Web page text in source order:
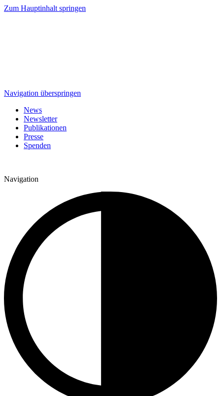
Zum Hauptinhalt springen
Navigation überspringen
News
Newsletter
Publikationen
Presse
Spenden
Navigation